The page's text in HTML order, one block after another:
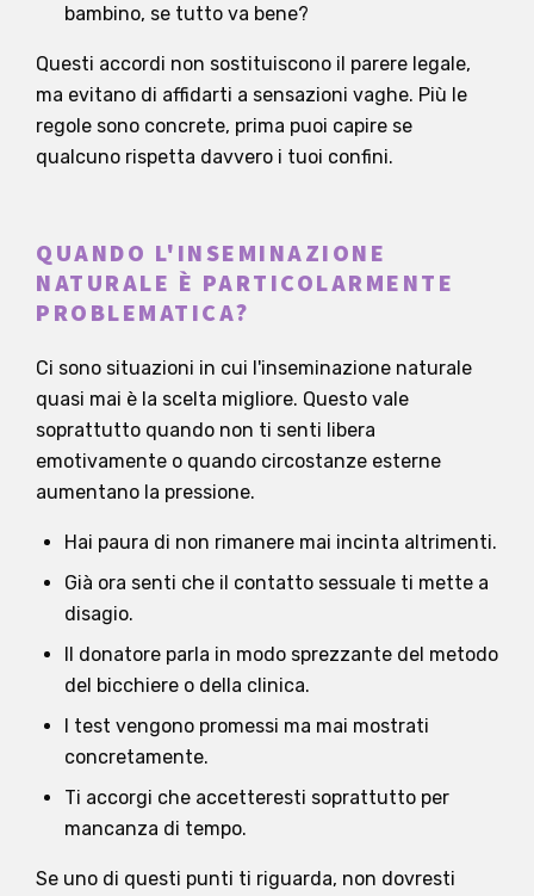
bambino, se tutto va bene?
Questi accordi non sostituiscono il parere legale,
ma evitano di affidarti a sensazioni vaghe. Più le
regole sono concrete, prima puoi capire se
qualcuno rispetta davvero i tuoi confini.
QUANDO L'INSEMINAZIONE
NATURALE È PARTICOLARMENTE
PROBLEMATICA?
Ci sono situazioni in cui l'inseminazione naturale
quasi mai è la scelta migliore. Questo vale
soprattutto quando non ti senti libera
emotivamente o quando circostanze esterne
aumentano la pressione.
Hai paura di non rimanere mai incinta altrimenti.
Già ora senti che il contatto sessuale ti mette a
disagio.
Il donatore parla in modo sprezzante del metodo
del bicchiere o della clinica.
I test vengono promessi ma mai mostrati
concretamente.
Ti accorgi che accetteresti soprattutto per
mancanza di tempo.
Se uno di questi punti ti riguarda, non dovresti